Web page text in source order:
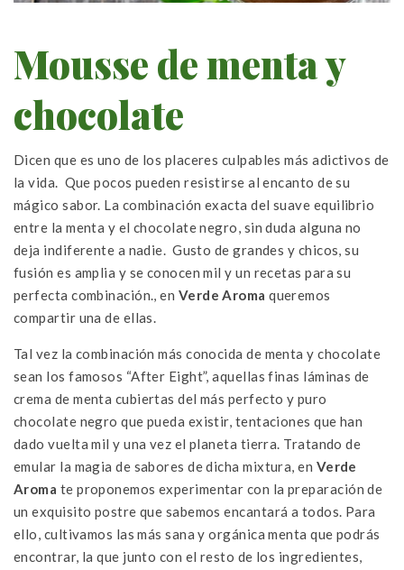
Mousse de menta y
chocolate
Dicen que es uno de los placeres culpables más adictivos de
la vida. Que pocos pueden resistirse al encanto de su
mágico sabor. La combinación exacta del suave equilibrio
entre la menta y el chocolate negro, sin duda alguna no
deja indiferente a nadie. Gusto de grandes y chicos, su
fusión es amplia y se conocen mil y un recetas para su
perfecta combinación., en Verde Aromaqueremos
compartir una de ellas.
Tal vez la combinación más conocida de menta y chocolate
sean los famosos “After Eight”, aquellas finas láminas de
crema de menta cubiertas del más perfecto y puro
chocolate negro que pueda existir, tentaciones que han
dado vuelta mil y una vez el planeta tierra. Tratando de
emular la magia de sabores de dicha mixtura, en Verde
Aroma te proponemos experimentar con la preparación de
un exquisito postre que sabemos encantará a todos. Para
ello, cultivamos las más sana y orgánica menta que podrás
encontrar, la que junto con el resto de los ingredientes,